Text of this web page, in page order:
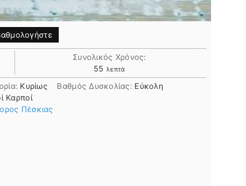
Συνολικός Χρόνος:
55 λεπτά
λεπτά
Κυρίως Βαθμός Δυσκολίας: Εύκολη
Καρποί
Πέσκιας